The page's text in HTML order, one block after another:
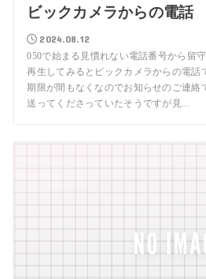
ビックカメラからの電話
2024.08.12
050で始まる見慣れない電話番号から留
再生してみるとビックカメラからの電話
期限が間もなくなのでお知らせのご連絡
送ってくださっていたそうですが見...